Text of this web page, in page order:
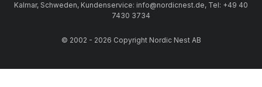
Kalmar, Schweden, Kundenservice: info@nordicnest.de, Tel: +49 40
7430 3734
© 2002 - 2026 Copyright Nordic Nest AB